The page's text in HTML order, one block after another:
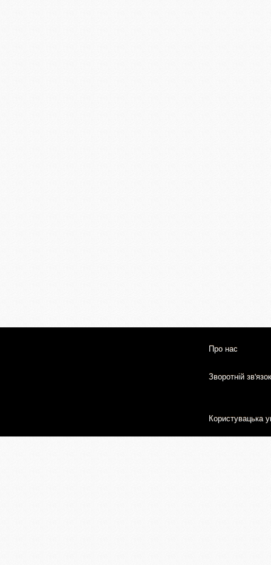
Про нас
Зворотній зв'язок
Користувацька